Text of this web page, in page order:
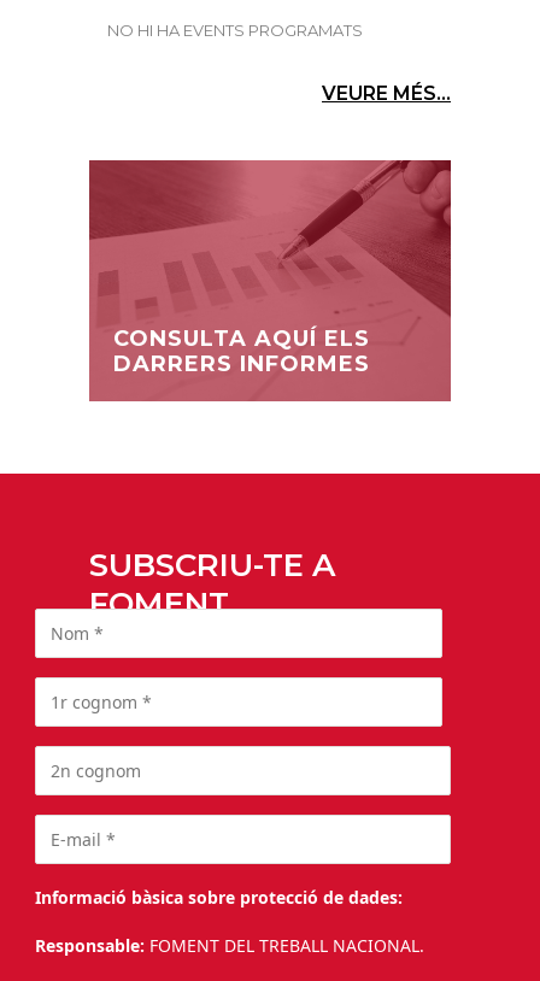
NO HI HA EVENTS PROGRAMATS
VEURE MÉS...
CONSULTA AQUÍ ELS
DARRERS INFORMES
SUBSCRIU-TE A
FOMENT
Informació bàsica sobre protecció de dades:
Responsable: FOMENT DEL TREBALL NACIONAL.